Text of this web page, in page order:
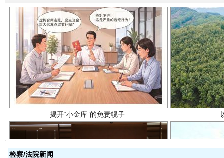
揭开“小金库”的免责幌子
检察/法院新闻